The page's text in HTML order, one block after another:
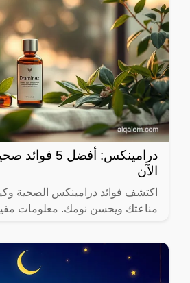
درامينكس:
الآن
اكتشف فوائد درامينكس الصحية
مناعتك ويحسن نومك. معلومات